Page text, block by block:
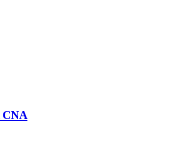
CNA